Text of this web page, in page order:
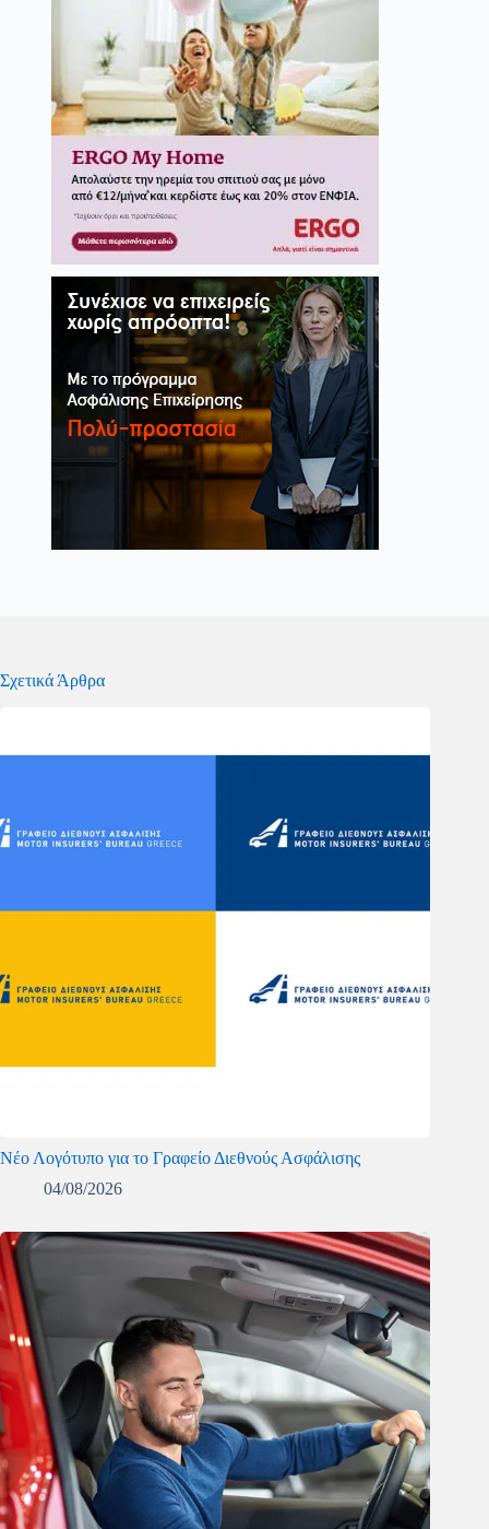
Σχετικά Άρθρα
Νέο Λογότυπο για το Γραφείο Διεθνούς Ασφάλισης
04/08/2026